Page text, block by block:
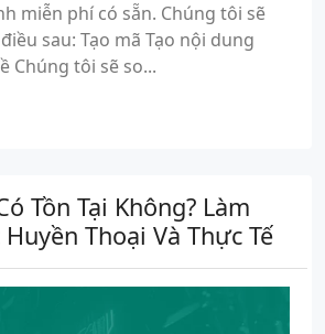
miễn phí có sẵn. Chúng tôi sẽ
sau: Tạo mã Tạo nội dung
Chúng tôi sẽ so...
Tồn Tại Không? Làm
Huyền Thoại Và Thực Tế